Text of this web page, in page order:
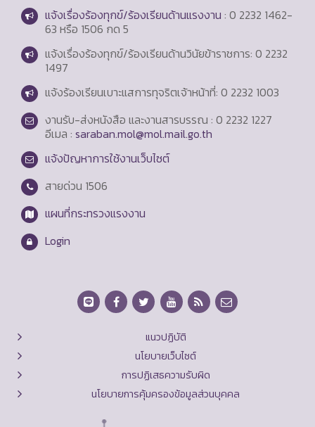
แจ้งเรื่องร้องทุกข์/ร้องเรียนด้านแรงงาน : 0 2232 1462-
63 หรือ 1506 กด 5
แจ้งเรื่องร้องทุกข์/ร้องเรียนด้านวินัยข้าราชการ: 0 2232
1497
แจ้งร้องเรียนเบาะแสการทุจริตเจ้าหน้าที่: 0 2232 1003
งานรับ-ส่งหนังสือ และงานสารบรรณ : 0 2232 1227
อีเมล : saraban.mol@mol.mail.go.th
แจ้งปัญหาการใช้งานเว็บไซต์
สายด่วน 1506
แผนที่กระทรวงแรงงาน
Login
แนวปฏิบัติ
นโยบายเว็บไซต์
การปฏิเสธความรับผิด
นโยบายการคุ้มครองข้อมูลส่วนบุคคล